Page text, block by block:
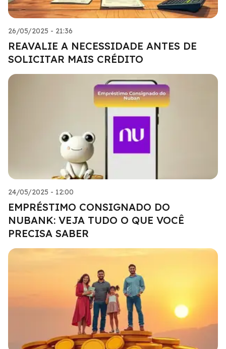
26/05/2025 - 21:36
REAVALIE A NECESSIDADE ANTES DE
SOLICITAR MAIS CRÉDITO
24/05/2025 - 12:00
EMPRÉSTIMO CONSIGNADO DO
NUBANK: VEJA TUDO O QUE VOCÊ
PRECISA SABER